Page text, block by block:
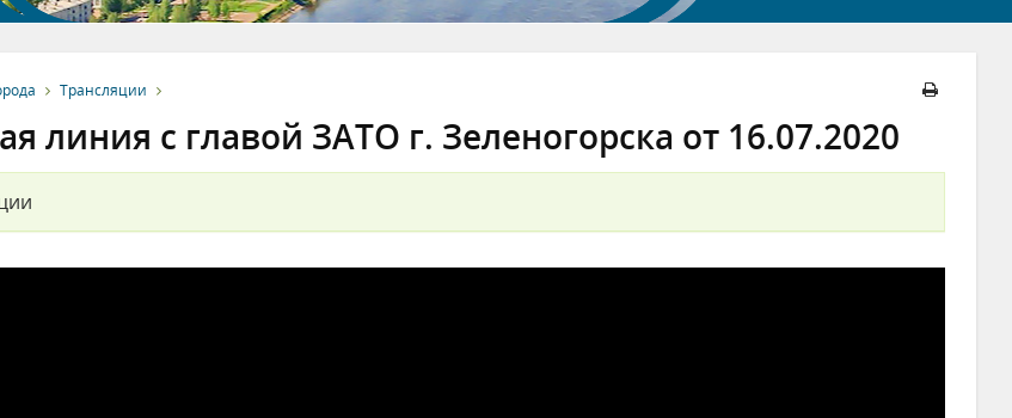
Трансляции
линия с главой ЗАТО г. Зеленогорска от 16.07.2020